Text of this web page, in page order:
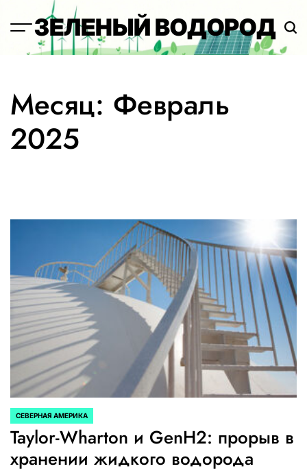
содержимому
ЗЕЛЕНЫЙ ВОДОРОД
Месяц: Февраль
2025
ОПУБЛИКОВАНО
В
СЕВЕРНАЯ АМЕРИКА
Taylor-Wharton и GenH2: прорыв в
хранении жидкого водорода